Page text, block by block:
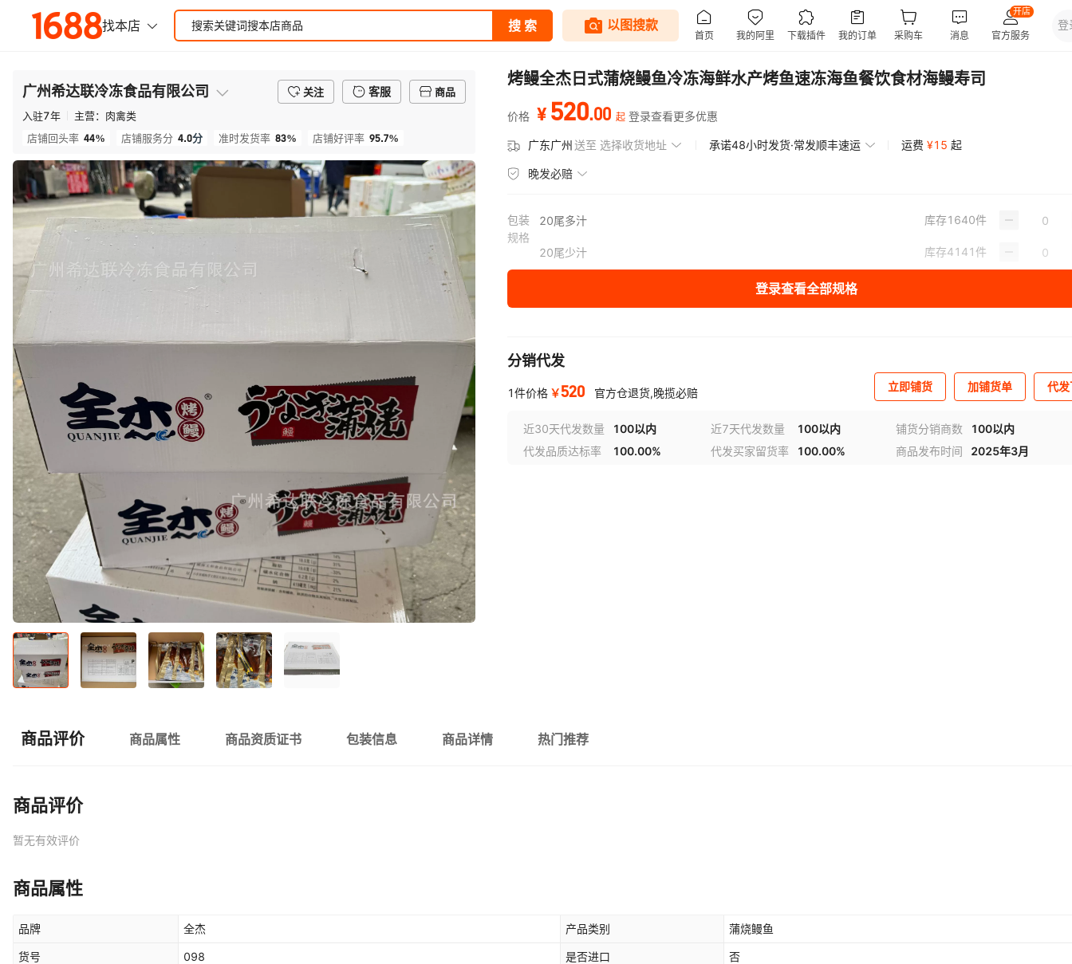
广州希达联冷冻食品有限公司 关注 客服
商品
入驻7年 主营： 肉禽类
店铺回头率 44% 店铺服务分 4.0分 准时发货率 83% 店铺好评率 95.7%
烤鳗全杰日式蒲烧鳗鱼冷冻海鲜水产烤鱼速冻海鱼餐饮食材海鳗寿司
价格 ¥ 520.00 起 登录查看更多优惠
广东广州送至 选择收货地址 承诺48小时发货·常发顺丰速运 运费 ¥15 起
晚发必赔
包装
规格
20尾多汁 库存1640件
20尾少汁 库存4141件
登录查看全部规格
分销代发
1件价格 ￥520 官方仓退货,晚揽必赔 立即铺货 加铺货单 代
近30天代发数量 100以内 近7天代发数量 100以内 铺货分销商数
100以内
代发品质达标率
100.00% 代发买家留货率 100.00% 商品发布时间 2025年3月
商品评价 商品属性 商品资质证书 包装信息 商品详情 热门推荐
商品评价
暂无有效评价
商品属性
品牌 全杰 产品类别 蒲烧鳗鱼
货号 098 是否进口 否